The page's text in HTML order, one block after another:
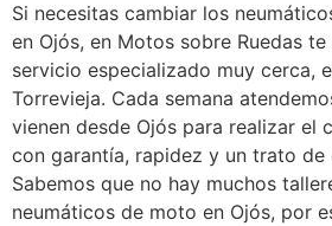
Si necesitas cambiar los
en Ojós, en Motos sobre Ruedas
servicio especializado muy cerca,
Torrevieja. Cada semana
vienen desde Ojós para realizar el
con garantía, rapidez y un trato de
Sabemos que no hay muchos
neumáticos de moto en Ojós, por